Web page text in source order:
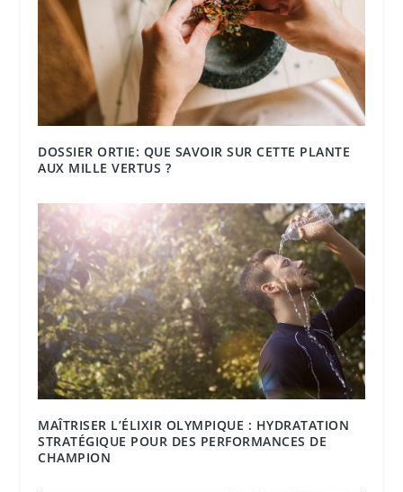
DOSSIER ORTIE: QUE SAVOIR SUR CETTE PLANTE
AUX MILLE VERTUS ?
MAÎTRISER L’ÉLIXIR OLYMPIQUE : HYDRATATION
STRATÉGIQUE POUR DES PERFORMANCES DE
CHAMPION